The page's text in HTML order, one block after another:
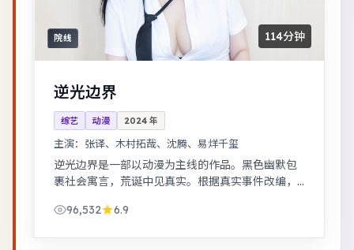
院线 114分钟
逆光边界
综艺 动漫 2024 年
主演： 张译、木村拓哉、沈腾、易烊千玺
逆光边界是一部以动漫为主线的作品。黑色幽默包
裹社会寓言，荒诞中见真实。根据真实事件改编，
96,532
6.9